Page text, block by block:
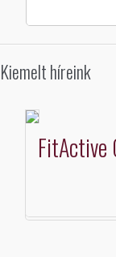
Kiemelt híreink
FitActive